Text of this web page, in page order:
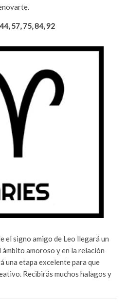
57, 75, 84, 92
el signo amigo de Leo llegará un
amoroso y en la relación
una etapa excelente para que
Recibirás muchos halagos y